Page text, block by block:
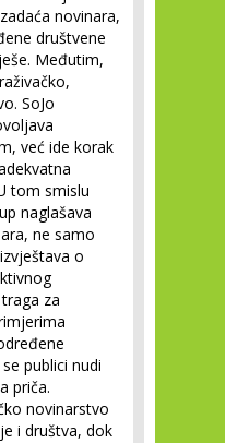
novinara,
društvene
Međutim,
SoJo
već ide korak
tom smislu
naglašava
ne samo
o
za
publici nudi
priča.
novinarstvo
i društva, dok